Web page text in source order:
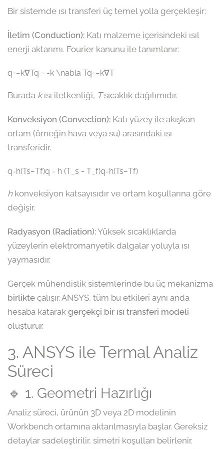
Bir sistemde ısı transferi üç temel yolla gerçekleşir:
İletim (Conduction): Katı malzeme içerisindeki ısıl
enerji aktarımı. Fourier kanunu ile tanımlanır:
q=−k∇Tq = -k \nabla Tq=−k∇T
Burada kısı iletkenliği, Tsıcaklık dağılımıdır.
Konveksiyon (Convection): Katı yüzey ile akışkan
ortam (örneğin hava veya su) arasındaki ısı
transferidir.
q=h(Ts−Tf)q = h (T_s - T_f)q=h(Ts​−Tf​)
hkonveksiyon katsayısıdır ve ortam koşullarına göre
değişir.
Radyasyon (Radiation):Yüksek sıcaklıklarda
yüzeylerin elektromanyetik dalgalar yoluyla ısı
yaymasıdır.
Gerçek mühendislik sistemlerinde bu üç mekanizma
birlikte çalışır. ANSYS, tüm bu etkileri aynı anda
hesaba katarak gerçekçi bir ısı transferi modeli
oluşturur.
3. ANSYS ile Termal Analiz
Süreci
🔹 1. Geometri Hazırlığı
Analiz süreci, ürünün 3D veya 2D modelinin
Workbench ortamına aktarılmasıyla başlar. Gereksiz
detaylar sadeleştirilir, simetri koşulları belirlenir.